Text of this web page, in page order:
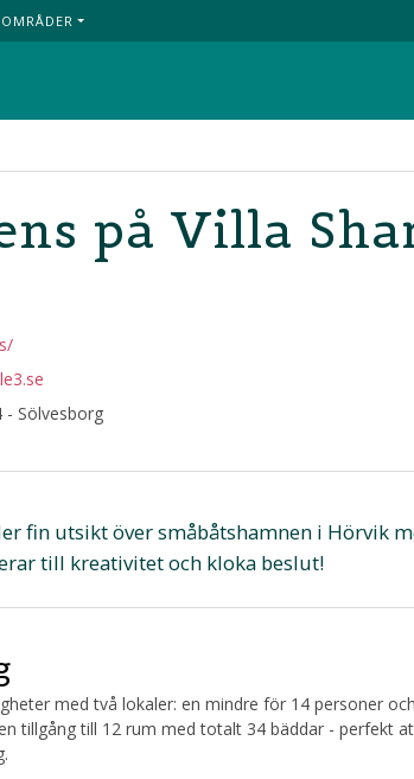
på Villa
- Sölvesborg
fin utsikt över småbåtshamnen i Hörvik
till kreativitet och kloka beslut!
med två lokaler: en mindre för 14 personer
tillgång till 12 rum med totalt 34 bäddar - perfekt